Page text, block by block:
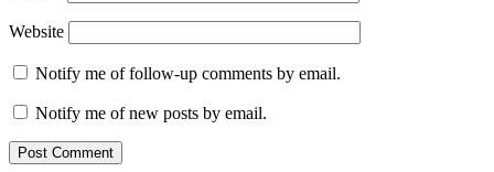
Website
Notify me of follow-up comments by email.
Notify me of new posts by email.